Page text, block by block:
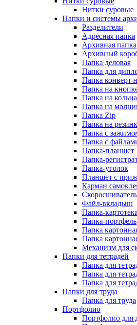
Нитки суровые
Папки и системы
Разделители
Адресная папка
Архивная папка
Архивный
Папка деловая
Папка для
Папка конверт
Папка на
Папка на
Папка на
Папка Zip
Папка на
Папка с
Папка с
Папка-планшет
Папка-
Папка-уголок
Планшет с
Карман
Скоросшиватель
Файл-вкладыш
Папка-картотека
Папка-портфель
Папка
Папка
Механизм для
Папки для тетрадей
Папка для
Папка для
Папка для
Папки для труда
Папка для труда
Портфолио
Портфолио для